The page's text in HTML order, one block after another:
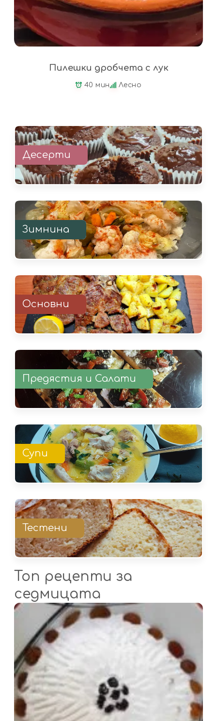
Пилешки дробчета с лук
40 мин Лесно
Десерти
Зимнина
Основни
Предястия и Салати
Супи
Тестени
Топ рецепти за
седмицата